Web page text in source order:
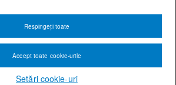
Setări cookie-uri
Respingeți toate
Accept toate cookie-urile